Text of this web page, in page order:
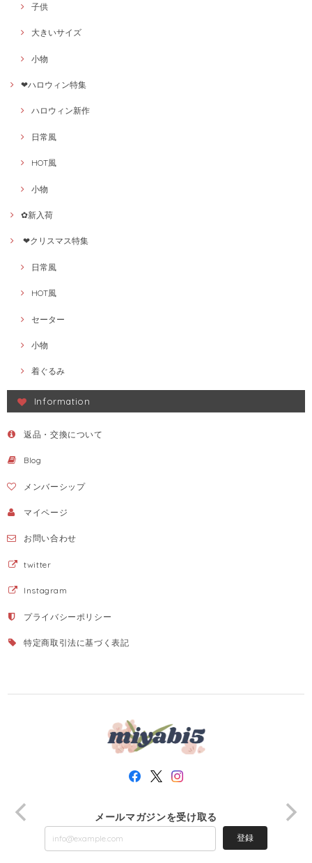
子供
大きいサイズ
小物
❤ハロウィン特集
ハロウィン新作
日常風
HOT風
小物
✿新入荷
❤クリスマス特集
日常風
HOT風
セーター
小物
着ぐるみ
Information
返品・交換について
Blog
メンバーシップ
マイページ
お問い合わせ
twitter
Instagram
プライバシーポリシー
特定商取引法に基づく表記
メールマガジンを受け取る
登録